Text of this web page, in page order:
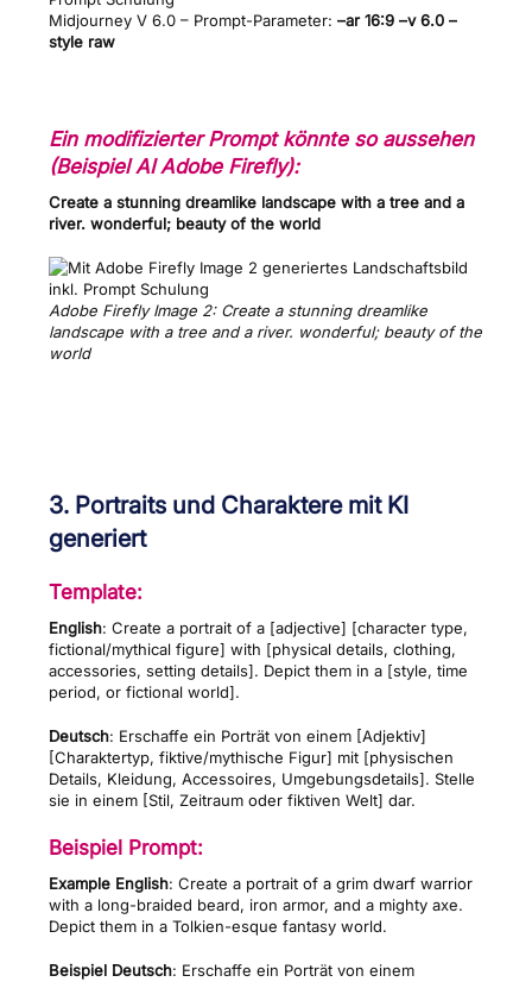
Midjourney V 6.0 – Prompt-Parameter:–ar 16:9 –v 6.0 –
style raw
Ein modifizierter Prompt könnte so aussehen
(Beispiel AI Adobe Firefly):
Create a stunning dreamlike landscape with a tree and a
river. wonderful; beauty of the world
Adobe Firefly Image 2: Create a stunning dreamlike
landscape with a tree and a river. wonderful; beauty of the
world
3. Portraits und Charaktere mit KI
generiert
Template:
English: Create a portrait of a [adjective] [character type,
fictional/mythical figure] with [physical details, clothing,
accessories, setting details]. Depict them in a [style, time
period, or fictional world].
Deutsch: Erschaffe ein Porträt von einem [Adjektiv]
[Charaktertyp, fiktive/mythische Figur] mit [physischen
Details, Kleidung, Accessoires, Umgebungsdetails]. Stelle
sie in einem [Stil, Zeitraum oder fiktiven Welt] dar.
Beispiel Prompt:
Example English: Create a portrait of a grim dwarf warrior
with a long-braided beard, iron armor, and a mighty axe.
Depict them in a Tolkien-esque fantasy world.
Beispiel Deutsch: Erschaffe ein Porträt von einem